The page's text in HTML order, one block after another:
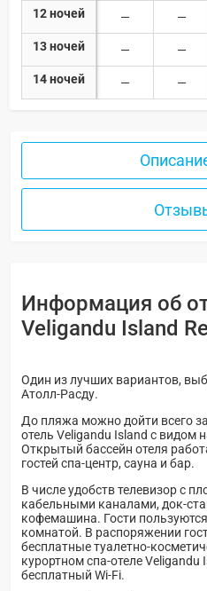
12 ночей
13 ночей
14 ночей
Информация об
Veligandu Island
Один из лучших вариантов,
Атолл-Расду.
До пляжа можно дойти всего
отель Veligandu Island с видом
Открытый бассейн отеля
гостей спа-центр, сауна и бар.
В числе удобств телевизор с
кабельными каналами, док-
кофемашина. Гости
комнатой. В распоряжении
бесплатные туалетно-
курортном спа-отеле Veligandu
бесплатный Wi-Fi.